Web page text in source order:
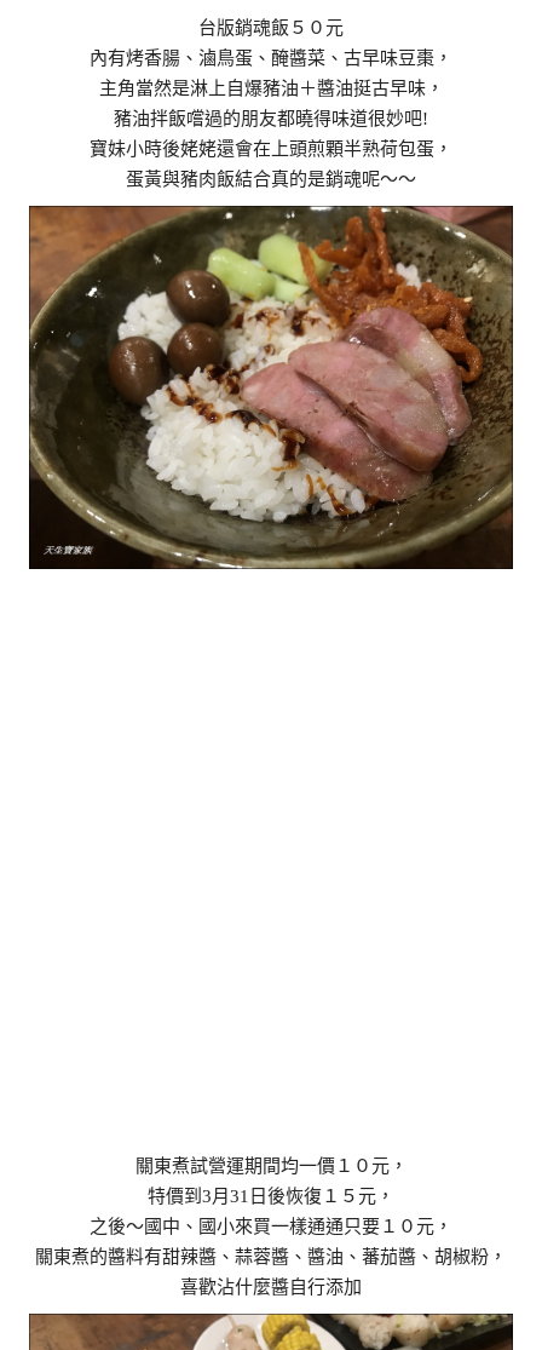
台版銷魂飯５０元
內有烤香腸、滷鳥蛋、醃醬菜、古早味豆棗，
主角當然是淋上自爆豬油＋醬油挺古早味，
豬油拌飯嚐過的朋友都曉得味道很妙吧!
寶妹小時後姥姥還會在上頭煎顆半熟荷包蛋，
蛋黃與豬肉飯結合真的是銷魂呢～～
關東煮試營運期間均一價１０元，
特價到3月31日後恢復１５元，
之後～國中、國小來買一樣通通只要１０元，
關東煮的醬料有甜辣醬、蒜蓉醬、醬油、蕃茄醬、胡椒粉，
喜歡沾什麼醬自行添加